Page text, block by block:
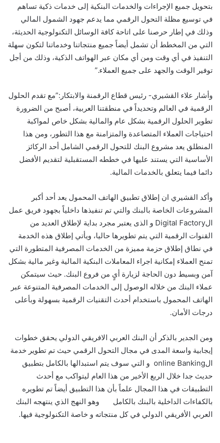
بتحويل جميع الإجراءات والخدمات البنكية إلى خدمات ذكية تساهم
في توسيع مظلة التحول الرقمي مما يدعم جهود الشمول المالي
وذلك في إطار حرصنا على اتاحة كافة الوسائل التكنولوجية الحديثة،
التي من المخطط أن تشمل أيضاً جميع منتجاتنا وخدماتنا لتكون سهلة
التنفيذ في أي وقت ومن أي مكان عبر الهواتف الذكية، وذلك من أجل
توفير الوقت والجهد على جميع العملاء.”
وأشار علاء القشيري- رئيس قطاع الرقمنة والابتكار:”مع تقدم الحلول
الرقمية في العالم وتحديداً في منطقتنا العربية، أصبح من الضرورة
تطوير الحلول الرقمية بشكل عام والمالية بشكل خاص لمواكبة
احتياجات العملاء المتصاعدة والمتزامنة مع هذا التطور، ومن هذا
المنطلق يعد مشروع البنك للتحول الرقمي الشامل أحد الركائز
الأساسية التي يستند عليها في خططه المستقبلية لتقديم الأفضل
دائما فيما يتعلق بالخدمات المالية.
وأكد القشيري ان إطلاق تطبيق الهاتف المحمول يعد أحد أكبر
المشروعات الخاصة بالبنك والتي تم تنفيذها داخلياً بجهود فريق عمل
الDigital Factory و الذى يعتبر مجرد بداية لإطلاق العديد من
القنوات الرقمية التي يتم تطويرها حاليا، ويأتي إطلاق هذه الخدمة
في نطاق إطلاق حزمة مميزة من الخدمات المصرفية المتطورة التي
تمنح العملاء إمكانية اجراء المعاملات البنكية المالية وغير مالية بشكل
آمن وبسيط دون الحاجة لزيارة أيٍ من فروع البنك. حيث سيتمكن
عملاء البنك من خلاله الوصول إلى الخدمات المصرفية المتنوعة عبر
الهاتف المحمول باستخدام أحدث التقنيات الرقمية بسهولة وبأعلى
درجات الأمان.
ومن الجدير بالذكر أن البنك العربي الافريقي الدولي يحقق خطوات
إيجابية واسعة المدى في مجال التحول الرقمي حيث تم تطوير خدمة
الonline Banking و التي سوف يتم استبدالها بالكامل بتطبيق
حديث جدا خلال الربع الأخير من هذا العام ليتواكب مع أحدث
التطبيقات في هذا المجال علماً بأن هذا التطبيق أيضاً تم تطويره
بالكفاءات الداخلية بالبنك بالكامل وهو النهج الذي ينتهجه البنك
العربي الأفريقي الدولي في كل منتجاته و خاصة التكنولوجية فيها.